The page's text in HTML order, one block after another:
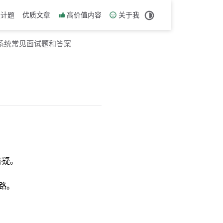
题 优质文章 高价值内容 关于我
统常见面试题和答案
。
。